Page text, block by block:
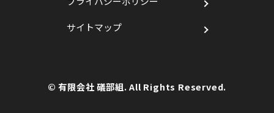
サイトマップ
© 有限会社 礒部組. All Rights Reserved.